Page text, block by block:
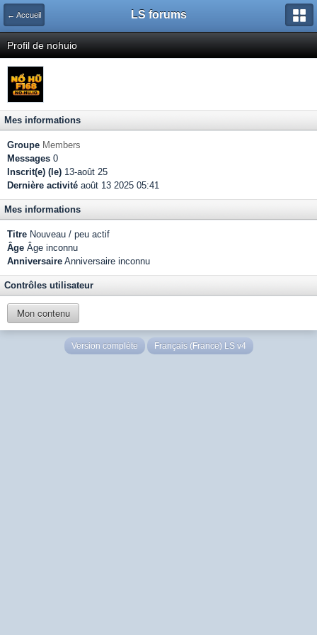
← Accueil LS forums
Profil de nohuio
Mes informations
Groupe Members
Messages 0
Inscrit(e) (le) 13-août 25
Dernière activité août 13 2025 05:41
Mes informations
Titre Nouveau / peu actif
Âge Âge inconnu
Anniversaire Anniversaire inconnu
Contrôles utilisateur
Mon contenu
Version complète Français (France) LS v4